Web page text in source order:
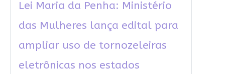
Lei Maria da Penha: Ministério
das Mulheres lança edital para
ampliar uso de tornozeleiras
eletrônicas nos estados